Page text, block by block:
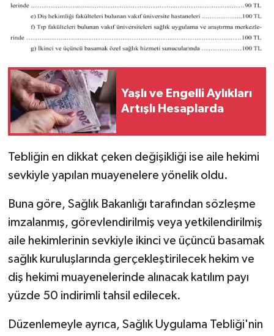
Yaşlı ve Engelli Aylıkları
Artışlı Hesaplarda
Tebliğin en dikkat çeken değişikliği ise aile hekimi
sevkiyle yapılan muayenelere yönelik oldu.
Buna göre, Sağlık Bakanlığı tarafından sözleşme
imzalanmış, görevlendirilmiş veya yetkilendirilmiş
aile hekimlerinin sevkiyle ikinci ve üçüncü basamak
sağlık kuruluşlarında gerçekleştirilecek hekim ve
diş hekimi muayenelerinde alınacak katılım payı
yüzde 50 indirimli tahsil edilecek.
Düzenlemeyle ayrıca, Sağlık Uygulama Tebliği'nin